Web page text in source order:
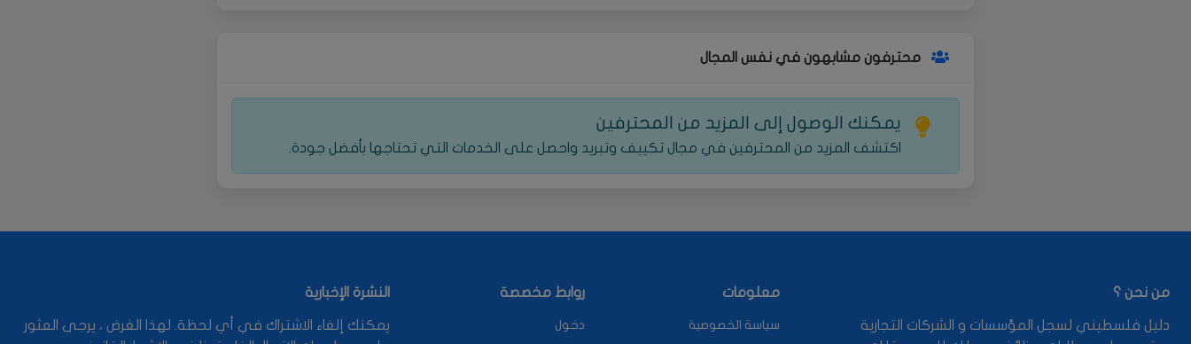
محترفون مشابهون في نفس المجال
يمكنك الوصول إلى المزيد من المحترفين
اكتشف المزيد من المحترفين في مجال تكييف وتبريد واحصل على الخدمات التي تحتاجها بأفضل جودة.
من نحن ؟
دليل فلسطيني لسجل المؤسسات و الشركات التجارية
معلومات
سياسة الخصوصية
روابط مخصصة
دخول
النشرة الإخبارية
يمكنك إلغاء الاشتراك في أي لحظة. لهذا الغرض ، يرجى العثور